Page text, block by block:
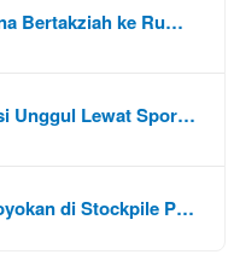
Bertakziah ke Ru…
Unggul Lewat Spor…
di Stockpile P…